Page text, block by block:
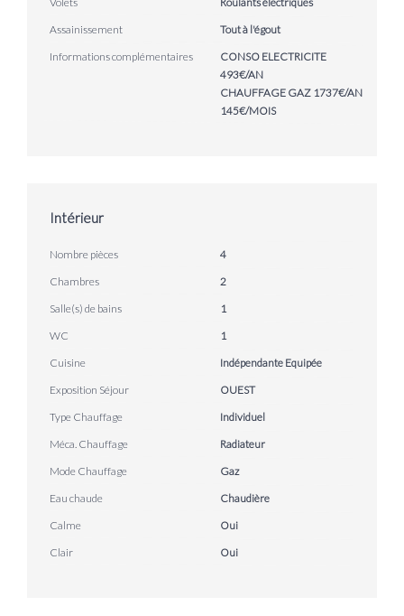
Assainissement
Tout à l'égout
Informations complémentaires
CONSO ELECTRICITE
493€/AN
CHAUFFAGE GAZ 1737€/AN
145€/MOIS
Intérieur
Nombre pièces
4
Chambres
2
Salle(s) de bains
1
WC
1
Cuisine
Indépendante Equipée
Exposition Séjour
OUEST
Type Chauffage
Individuel
Méca. Chauffage
Radiateur
Mode Chauffage
Gaz
Eau chaude
Chaudière
Calme
Oui
Clair
Oui